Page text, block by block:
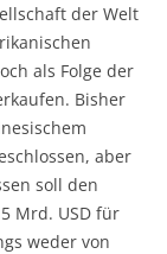
der Welt
als Folge der
Bisher
aber
soll den
Mrd. USD für
weder von